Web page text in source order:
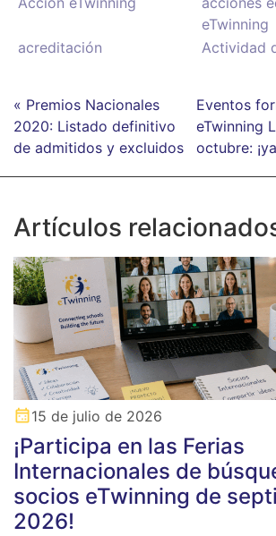
eTwinning
acreditación
Actividad
« Premios Nacionales
2020: Listado definitivo
de admitidos y excluidos
Eventos
eTwinning
octubre:
Artículos
15 de julio de 2026
¡Participa en las Ferias
Internacionales de
socios eTwinning de
2026!